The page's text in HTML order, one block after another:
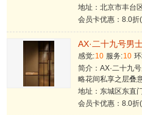
地址：北京市丰台
会员卡优惠：8.0
AX·二十九号男
感觉:10 服务:10
简介：AX·二十九
略花间私享之层叠
地址：东城区东直
会员卡优惠：8.0